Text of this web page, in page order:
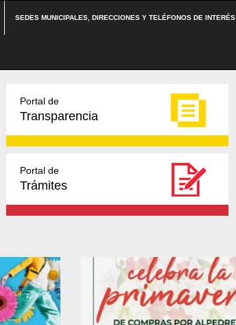
SEDES MUNICIPALES, DIRECCIONES Y TELÉFONOS DE INTERÉS
Portal de
Transparencia
Portal de
Trámites